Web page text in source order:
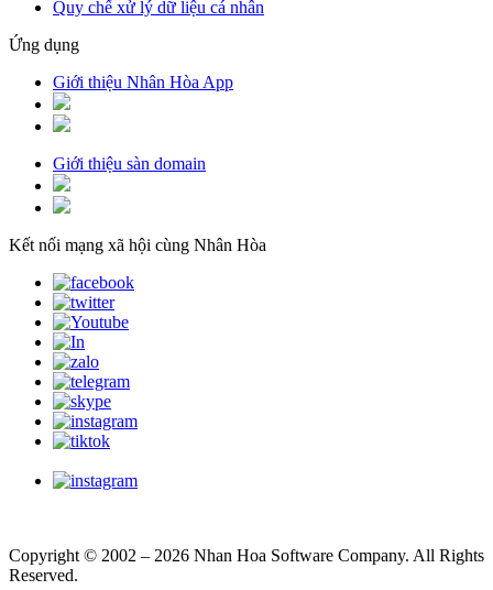
Quy chế xử lý dữ liệu cá nhân
Ứng dụng
Giới thiệu Nhân Hòa App
Giới thiệu sàn domain
Kết nối mạng xã hội cùng Nhân Hòa
Copyright © 2002 – 2026 Nhan Hoa Software Company. All Rights
Reserved.